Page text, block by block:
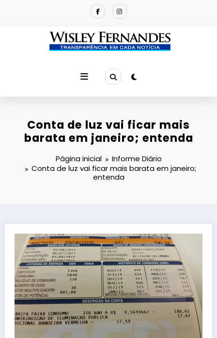
Conta de luz vai ficar mais
barata em janeiro; entenda
Página inicial
Informe Diário
Conta de luz vai ficar mais barata em janeiro;
entenda